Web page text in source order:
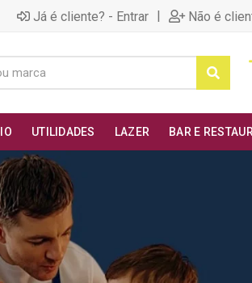
Já é cliente? - Entrar | Não é
UTILIDADES LAZER BAR E